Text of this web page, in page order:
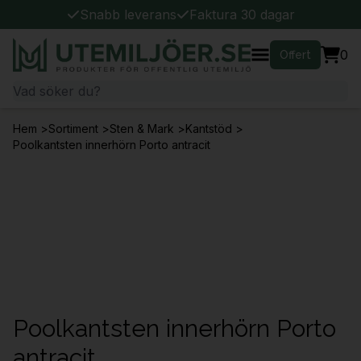
Snabb leverans Faktura 30 dagar
Offert 0
Hem >Sortiment >Sten & Mark >Kantstöd >
Poolkantsten innerhörn Porto antracit
Poolkantsten innerhörn Porto